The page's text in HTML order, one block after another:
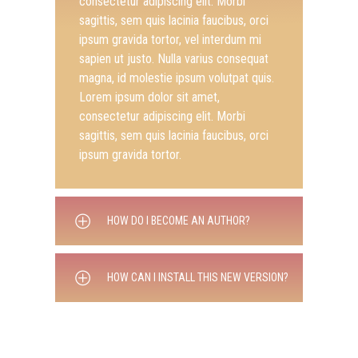
consectetur adipiscing elit. Morbi
sagittis, sem quis lacinia faucibus, orci
ipsum gravida tortor.
magna, id molestie ipsum volutpat quis.
Lorem ipsum dolor sit amet,
consectetur adipiscing elit. Morbi
sagittis, sem quis lacinia faucibus, orci
ipsum gravida tortor.
sagittis, sem quis lacinia faucibus, orci
ipsum gravida tortor, vel interdum mi
sapien ut justo. Nulla varius consequat
magna, id molestie ipsum volutpat quis.
Lorem ipsum dolor sit amet,
consectetur adipiscing elit. Morbi
sagittis, sem quis lacinia faucibus, orci
ipsum gravida tortor.
HOW DO I BECOME AN AUTHOR?
consectetur adipiscing elit. Morbi
sagittis, sem quis lacinia faucibus, orci
HOW CAN I INSTALL THIS NEW VERSION?